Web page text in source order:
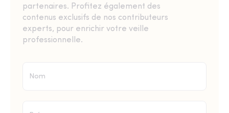
partenaires. Profitez également des
contenus exclusifs de nos contributeurs
experts, pour enrichir votre veille
professionnelle.